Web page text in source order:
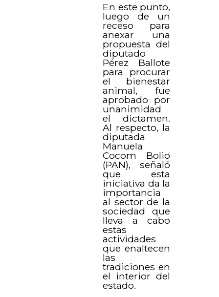
En este punto,
luego de un
receso para
anexar una
propuesta del
diputado
Pérez Ballote
para procurar
el bienestar
animal, fue
aprobado por
unanimidad
el dictamen.
Al respecto, la
diputada
Manuela
Cocom Bolio
(PAN), señaló
que esta
iniciativa da la
importancia
al sector de la
sociedad que
lleva a cabo
estas
actividades
que enaltecen
las
tradiciones en
el interior del
estado.